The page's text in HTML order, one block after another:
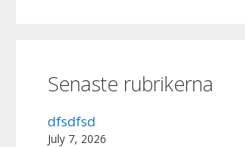
Senaste rubrikerna
dfsdfsd
July 7, 2026